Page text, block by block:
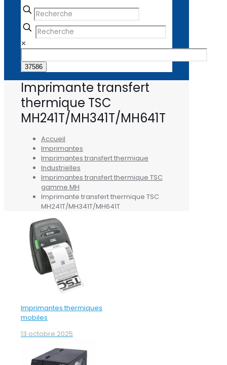
✕
Imprimante transfert
thermique TSC
MH241T/MH341T/MH641T
Accueil
Imprimantes
Imprimantes transfert thermique
Industrielles
Imprimantes transfert thermique TSC
gamme MH
Imprimante transfert thermique TSC
MH241T/MH341T/MH641T
Imprimantes thermiques
mobiles
13 octobre 2025